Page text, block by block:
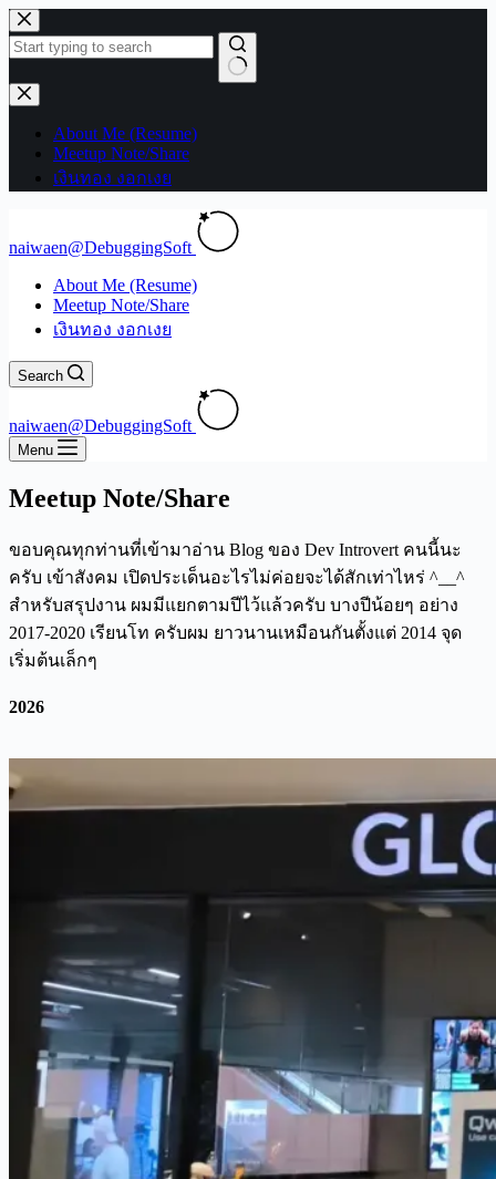
Skip
to
content
No
results
About Me (Resume)
Meetup Note/Share
เงินทอง งอกเงย
naiwaen@DebuggingSoft
About Me (Resume)
Meetup Note/Share
เงินทอง งอกเงย
Search
naiwaen@DebuggingSoft
Menu
Meetup Note/Share
ขอบคุณทุกท่านที่เข้ามาอ่าน Blog ของ Dev Introvert คนนี้นะ
ครับ เข้าสังคม เปิดประเด็นอะไรไม่ค่อยจะได้สักเท่าไหร่ ^__^
สำหรับสรุปงาน ผมมีแยกตามปีไว้แล้วครับ บางปีน้อยๆ อย่าง
2017-2020 เรียนโท ครับผม ยาวนานเหมือนกันตั้งแต่ 2014 จุด
เริ่มต้นเล็กๆ
2026